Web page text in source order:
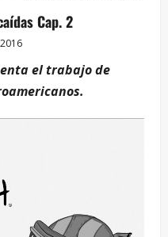
Cap. 2
el trabajo de